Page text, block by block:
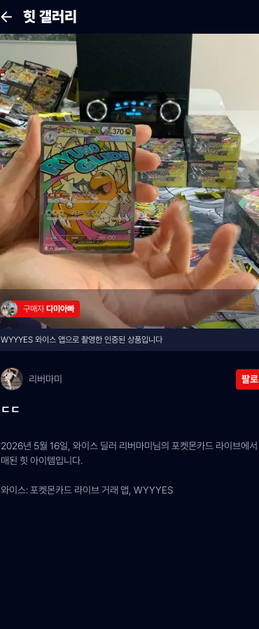
힛 갤러리
구매자 다미아빠
WYYYES 와이스 앱으로 촬영한 인증된 상품입니다
리버마미 팔
ㄷㄷ
2026년 5월 16일, 와이스 딜러 리버마미님의 포켓몬카드 라이브에
매된 힛 아이템입니다.
와이스: 포켓몬카드 라이브 거래 앱, WYYYES